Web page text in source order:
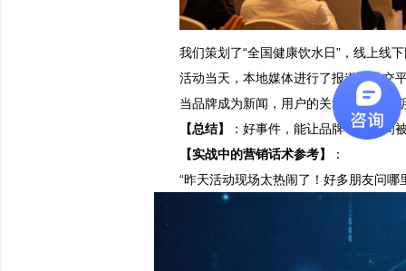
我们策划了“全国健康饮水日”，线上线
活动当天，本地媒体进行了报道，社交
当品牌成为新闻，用户的关注度会从短
【总结】
：好事件，能让品牌一夜之间
【实战中的营销话术参考】
：
“昨天活动现场太热闹了！好多朋友问